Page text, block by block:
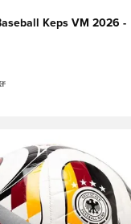
Keps VM 2026 -
medlem
Modal för att logga in